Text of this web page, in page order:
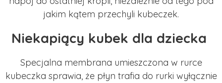
jakim kątem przechyli kubeczek.
Niekapiący kubek dla dziecka
Specjalna membrana umieszczona w rurce
kubeczka sprawia, że płyn trafia do rurki wyłącznie